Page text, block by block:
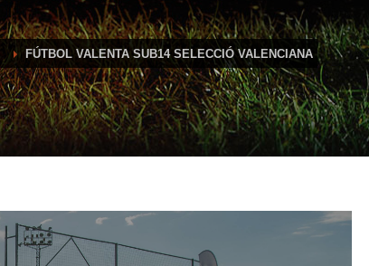
FÚTBOL VALENTA SUB14 SELECCIÓ VALENCIANA